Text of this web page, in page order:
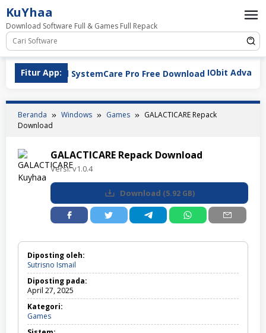
Loncat
ke
konten
KuYhaa
Download Software Full & Games Full Repack
Fitur App: IObit Advanced
Beranda Windows Games
GALACTICARE Repack
Download
GALACTICARE Repack Download
Versi:v1.0.4
Download (5.92 GB)
Diposting oleh:
Sutrisno Ismail
Diposting pada:
April 27, 2025
Kategori:
GamesGames